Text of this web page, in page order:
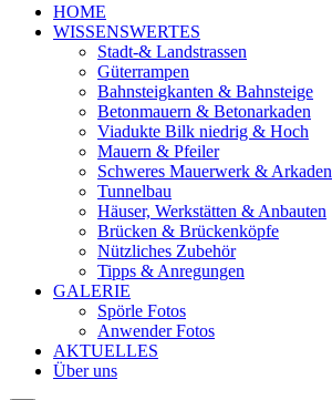
HOME
WISSENSWERTES
Stadt-& Landstrassen
Güterrampen
Bahnsteigkanten & Bahnsteige
Betonmauern & Betonarkaden
Viadukte Bilk niedrig & Hoch
Mauern & Pfeiler
Schweres Mauerwerk & Arkaden
Tunnelbau
Häuser, Werkstätten & Anbauten
Brücken & Brückenköpfe
Nützliches Zubehör
Tipps & Anregungen
GALERIE
Spörle Fotos
Anwender Fotos
AKTUELLES
Über uns